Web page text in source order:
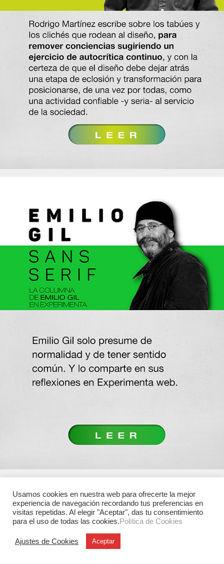
Usamos cookies en nuestra web para ofrecerte la mejor
experiencia de navegación recordando tus preferencias en
visitas repetidas. Al elegir "Aceptar", das tu consentimiento
para el uso de todas las cookies.Política de Cookies
Ajustes de Cookies Aceptar